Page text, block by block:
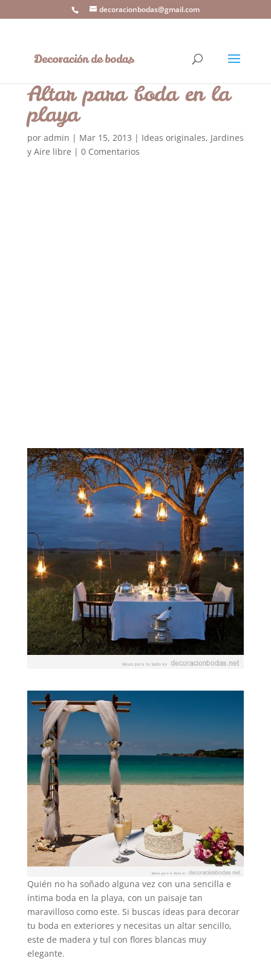
decoracionbodas@gmail.com
Altar para boda en la
playa
por admin | Mar 15, 2013 | Ideas originales, Jardines
y Aire libre | 0 Comentarios
Quién no ha soñado alguna vez con una sencilla e
íntima boda en la playa, con un paisaje tan
maravilloso como este. Si buscas ideas para decorar
tu boda en exteriores y necesitas un altar sencillo,
este de madera y tul con flores blancas muy
elegante.